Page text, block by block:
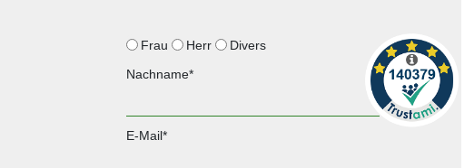
Frau Herr
Divers
Nachname*
E-Mail*